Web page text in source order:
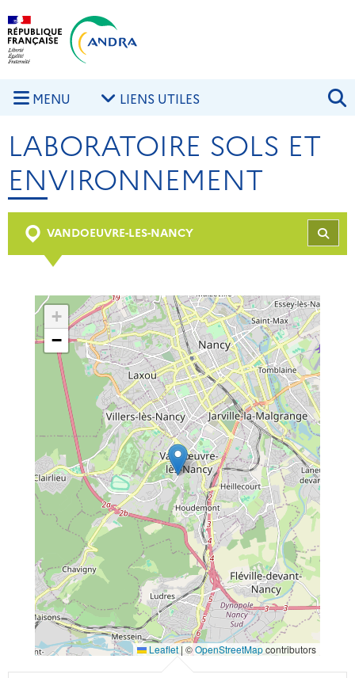
Aller au contenu principal
MENU LIENS UTILES
LABORATOIRE SOLS ET
ENVIRONNEMENT
VANDOEUVRE-LES-NANCY
+
−
Leaflet | ©OpenStreetMapcontributors